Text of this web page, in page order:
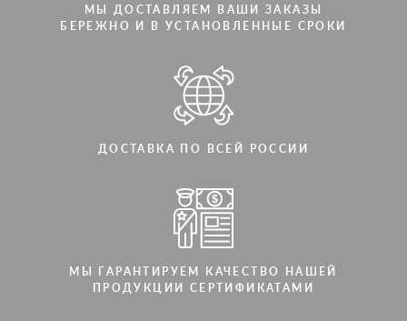
МЫ ДОСТАВЛЯЕМ ВАШИ ЗАКАЗЫ
БЕРЕЖНО И В УСТАНОВЛЕННЫЕ СРОКИ
ДОСТАВКА ПО ВСЕЙ РОССИИ
МЫ ГАРАНТИРУЕМ КАЧЕСТВО НАШЕЙ
ПРОДУКЦИИ СЕРТИФИКАТАМИ